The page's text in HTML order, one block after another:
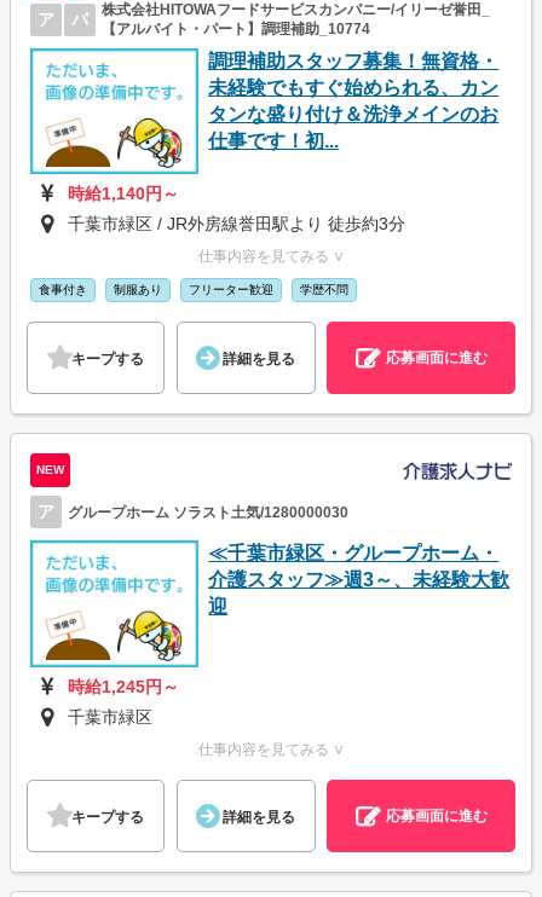
ア パ
株式会社HITOWAフードサービスカンパニー/イリーゼ誉田_
【アルバイト・パート】調理補助_10774
調理補助スタッフ募集！無資格・
未経験でもすぐ始められる、カン
タンな盛り付け＆洗浄メインのお
仕事です！初...
時給1,140円～
千葉市緑区 / JR外房線誉田駅より 徒歩約3分
仕事内容を見てみる ∨
食事付き 制服あり フリーター歓迎 学歴不問
キープする 詳細を見る 応募画面に進む
NEW
ア グループホーム ソラスト土気/1280000030
≪千葉市緑区・グループホーム・
介護スタッフ≫週3～、未経験大歓
迎
時給1,245円～
千葉市緑区
仕事内容を見てみる ∨
キープする 詳細を見る 応募画面に進む